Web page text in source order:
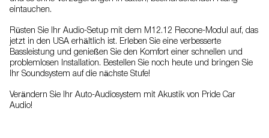
eintauchen.
Rüsten Sie Ihr Audio-Setup mit dem M12.12 Recone-Modul auf, das
jetzt in den USA erhältlich ist. Erleben Sie eine verbesserte
Bassleistung und genießen Sie den Komfort einer schnellen und
problemlosen Installation. Bestellen Sie noch heute und bringen Sie
Ihr Soundsystem auf die nächste Stufe!
Verändern Sie Ihr Auto-Audiosystem mit Akustik von Pride Car
Audio!